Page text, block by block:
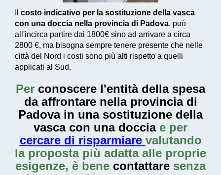
costo indicativo per la sostituzione della vasca
con una doccia nella provincia di Padova, può
all'incirca partire dai 1800€ sino ad arrivare a circa
2800 €, ma bisogna sempre tenere presente che nelle
città del Nord i costi sono più alti rispetto a quelli
applicati al Sud.
Per conoscere l'entità della spesa
da affrontare nella provincia di
Padova in una sostituzione della
vasca con una docciae per
cercare di risparmiare valutando
la proposta più adatta alle proprie
esigenze, è bene contattare senza